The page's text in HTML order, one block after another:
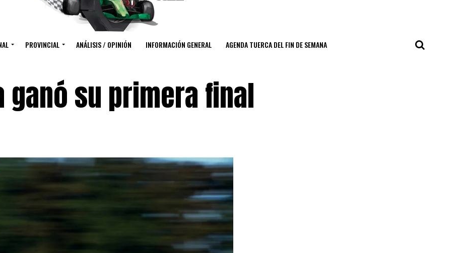
PROVINCIAL ANÁLISIS / OPINIÓN INFORMACIÓN GENERAL AGENDA TUERCA DEL FIN DE SEMANA
ganó su primera final